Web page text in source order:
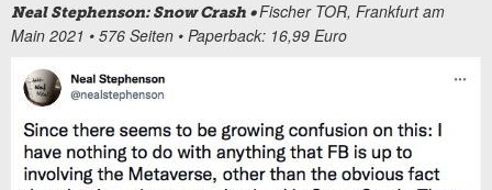
Neal Stephenson: Snow Crash •Fischer TOR, Frankfurt am
Main 2021 • 576 Seiten • Paperback: 16,99 Euro